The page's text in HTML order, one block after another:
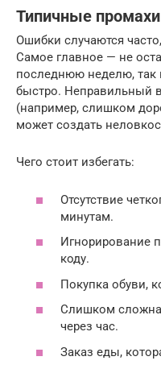
Типичные
Ошибки случаются
Самое главное — не
последнюю неделю, так
быстро. Неправильный
(например, слишком
может создать
Чего стоит избегать:
Отсутствие
минутам.
Игнорирование
коду.
Покупка обуви,
Слишком
через час.
Заказ еды,